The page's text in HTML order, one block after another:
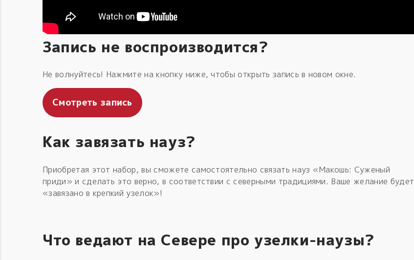
Запись не воспроизводится?
Не волнуйтесь! Нажмите на кнопку ниже, чтобы открыть запись в новом окне.
Смотреть запись
Как завязать науз?
Приобретая этот набор, вы сможете самостоятельно связать науз «Макошь: Суженый
приди» и сделать это верно, в соответствии с северными традициями. Ваше желание будет
«завязано в крепкий узелок»!
Что ведают на Севере про узелки-наузы?